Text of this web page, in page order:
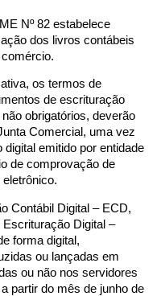
Nº 82 estabelece
dos livros contábeis
os termos de
de escrituração
obrigatórios, deverão
Comercial, uma vez
emitido por entidade
de comprovação de
Contábil Digital – ECD,
Digital –
forma digital,
ou lançadas em
ou não nos servidores
partir do mês de junho de